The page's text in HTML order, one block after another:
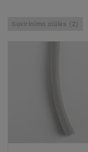
Suvirinimo siūlės (2)